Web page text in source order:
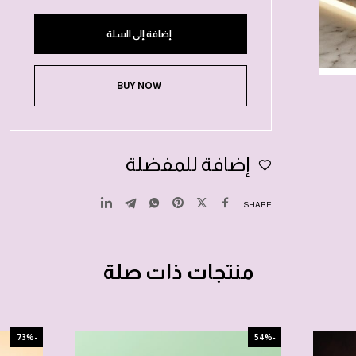
إضافة إلى السلة
BUY NOW
إضافة للمفضلة
SHARE
منتجات ذات صلة
-54%
-73%